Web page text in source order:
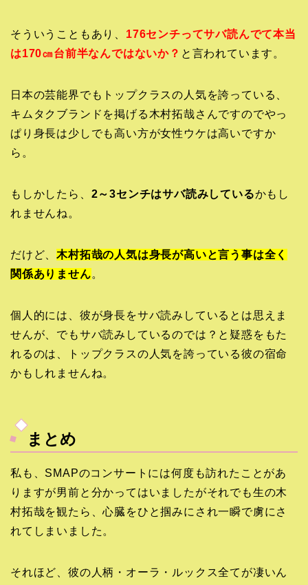
そういうこともあり、 176センチってサバ読んでて本当
は170㎝台前半なんではないか？ と言われています。
日本の芸能界でもトップクラスの人気を誇っている、
キムタクブランドを掲げる木村拓哉さんですのでやっ
ぱり身長は少しでも高い方が女性ウケは高いですか
ら。
もしかしたら、 2～3センチはサバ読みしているかもし
れませんね。
だけど、木村拓哉の人気は身長が高いと言う事は全く
関係ありません。
個人的には、彼が身長をサバ読みしているとは思えま
せんが、でもサバ読みしているのでは？と疑惑をもた
れるのは、トップクラスの人気を誇っている彼の宿命
かもしれませんね。
まとめ
私も、SMAPのコンサートには何度も訪れたことがあ
りますが男前と分かってはいましたがそれでも生の木
村拓哉を観たら、心臓をひと掴みにされ一瞬で虜にさ
れてしまいました。
それほど、彼の人柄・オーラ・ルックス全てが凄いん